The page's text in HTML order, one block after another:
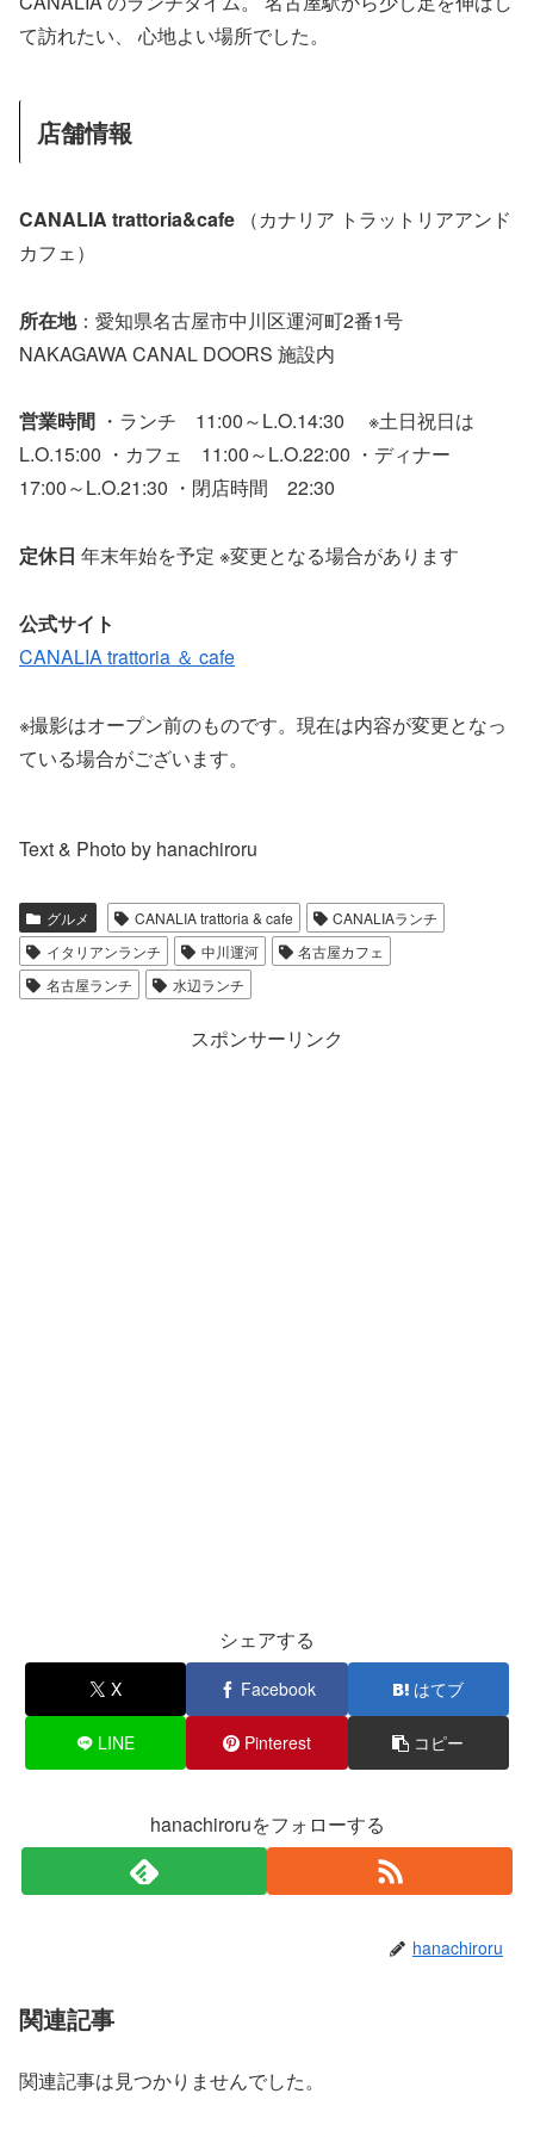
て訪れたい、 心地よい場所でした。
店舗情報
CANALIA trattoria&cafe （カナリア トラットリアアンド
カフェ）
所在地：愛知県名古屋市中川区運河町2番1号
NAKAGAWA CANAL DOORS 施設内
営業時間 ・ランチ 11:00～L.O.14:30 ※土日祝日は
L.O.15:00 ・カフェ 11:00～L.O.22:00 ・ディナー
17:00～L.O.21:30 ・閉店時間 22:30
定休日 年末年始を予定 ※変更となる場合があります
公式サイト
CANALIA trattoria ＆ cafe
※撮影はオープン前のものです。現在は内容が変更となっ
ている場合がございます。
Text & Photo by hanachiroru
グルメ CANALIA trattoria & cafe
CANALIAランチ
イタリアンランチ
中川運河
名古屋カフェ
名古屋ランチ
水辺ランチ
スポンサーリンク
シェアする
X Facebook はてブ
LINE Pinterest コピー
hanachiroruをフォローする
hanachiroru
関連記事
関連記事は見つかりませんでした。